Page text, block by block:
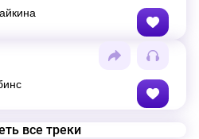
все треки